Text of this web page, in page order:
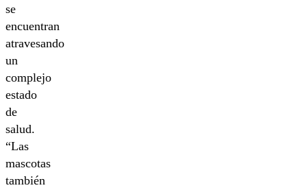
se
encuentran
atravesando
un
complejo
estado
de
salud.
“Las
mascotas
también